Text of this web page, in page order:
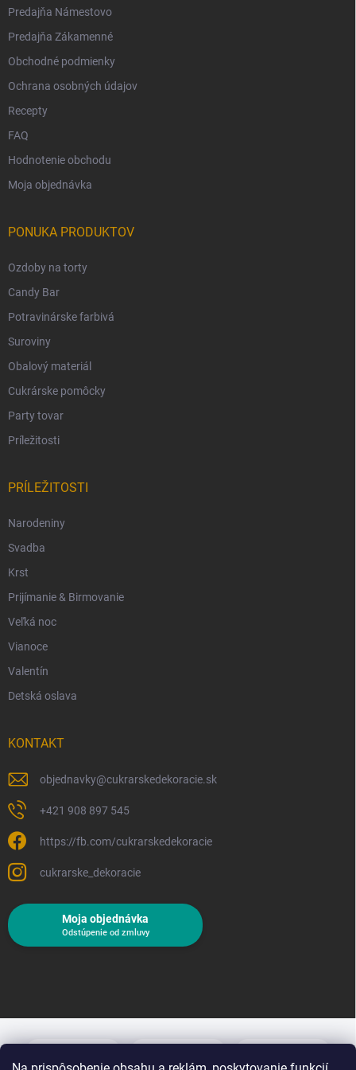
Predajňa Námestovo
Predajňa Zákamenné
Obchodné podmienky
Ochrana osobných údajov
Recepty
FAQ
Hodnotenie obchodu
Moja objednávka
PONUKA PRODUKTOV
Ozdoby na torty
Candy Bar
Potravinárske farbivá
Suroviny
Obalový materiál
Cukrárske pomôcky
Party tovar
Príležitosti
PRÍLEŽITOSTI
Narodeniny
Svadba
Krst
Prijímanie & Birmovanie
Veľká noc
Vianoce
Valentín
Detská oslava
KONTAKT
objednavky@cukrarskedekoracie.sk
+421 908 897 545
https://fb.com/cukrarskedekoracie
cukrarske_dekoracie
Moja objednávka
Odstúpenie od zmluvy